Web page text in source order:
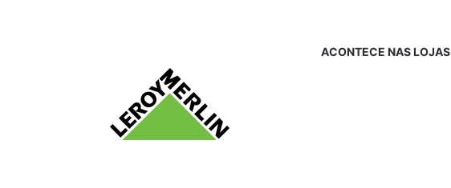
ACONTECE NAS LOJAS